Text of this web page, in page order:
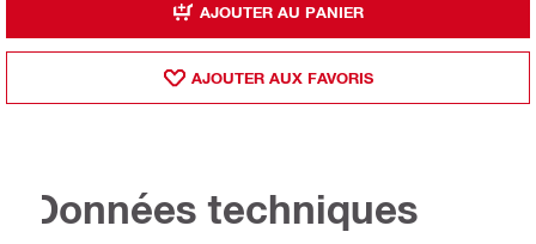
AJOUTER AU PANIER
AJOUTER AUX FAVORIS
Données techniques